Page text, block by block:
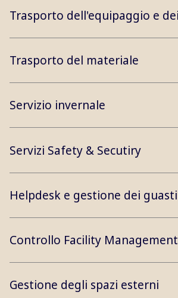
Trasporto dell'equipaggio e
Trasporto del materiale
Servizio invernale
Servizi Safety & Secutiry
Helpdesk e gestione dei guasti
Controllo Facility
Gestione degli spazi esterni